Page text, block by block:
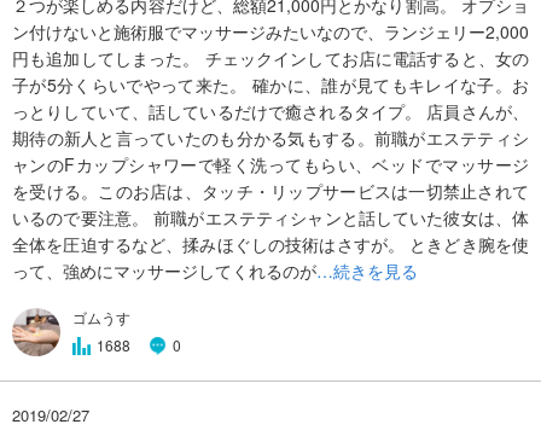
２つが楽しめる内容だけど、総額21,000円とかなり割高。 オプショ
ン付けないと施術服でマッサージみたいなので、ランジェリー2,000
円も追加してしまった。 チェックインしてお店に電話すると、女の
子が5分くらいでやって来た。 確かに、誰が見てもキレイな子。お
っとりしていて、話しているだけで癒されるタイプ。 店員さんが、
期待の新人と言っていたのも分かる気もする。前職がエステティシ
ャンのFカップシャワーで軽く洗ってもらい、ベッドでマッサージ
を受ける。このお店は、タッチ・リップサービスは一切禁止されて
いるので要注意。 前職がエステティシャンと話していた彼女は、体
全体を圧迫するなど、揉みほぐしの技術はさすが。 ときどき腕を使
って、強めにマッサージしてくれるのが…続きを見る
ゴムうす
1688
0
2019/02/27